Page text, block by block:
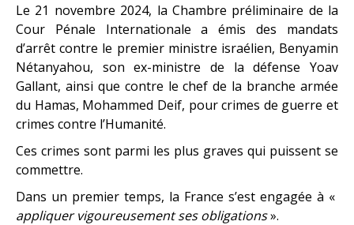
Le 21 novembre 2024, la Chambre préliminaire de la
Cour Pénale Internationale a émis des mandats
d’arrêt contre le premier ministre israélien, Benyamin
Nétanyahou, son ex-ministre de la défense Yoav
Gallant, ainsi que contre le chef de la branche armée
du Hamas, Mohammed Deif, pour crimes de guerre et
crimes contre l’Humanité.
Ces crimes sont parmi les plus graves qui puissent se
commettre.
Dans un premier temps, la France s’est engagée à «
appliquer vigoureusement ses obligations».